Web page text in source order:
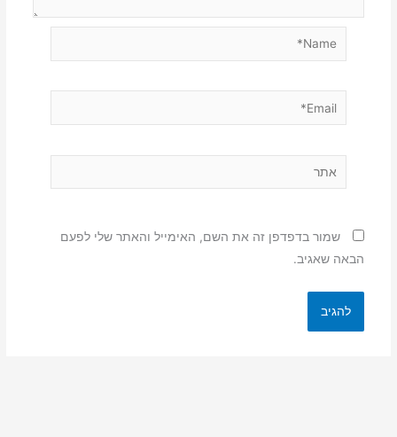
Email*
שמור בדפדפן זה את השם, האימייל והאתר שלי לפעם
הבאה שאגיב.